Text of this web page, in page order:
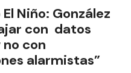
Niño: González
con datos
con
alarmistas”